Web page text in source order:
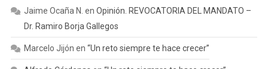
Jaime Ocaña N. en Opinión. REVOCATORIA DEL MANDATO –
Dr. Ramiro Borja Gallegos
Marcelo Jijón en “Un reto siempre te hace crecer”